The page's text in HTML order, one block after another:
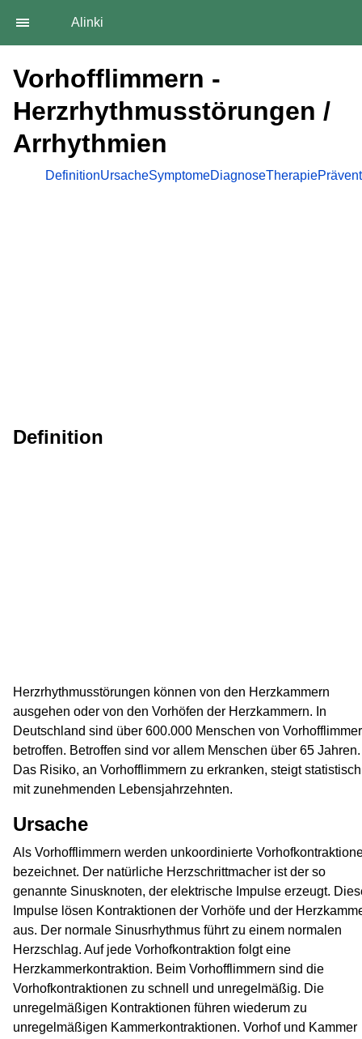
Alinki
Vorhofflimmern -
Herzrhythmusstörungen /
Arrhythmien
DefinitionUrsacheSymptomeDiagnoseTherapie
Definition
Herzrhythmusstörungen können von den Herzkammern
ausgehen oder von den Vorhöfen der Herzkammern. In
Deutschland sind über 600.000 Menschen von
betroffen. Betroffen sind vor allem Menschen über 65 Jahren.
Das Risiko, an Vorhofflimmern zu erkranken, steigt statistisch
mit zunehmenden Lebensjahrzehnten.
Ursache
Als Vorhofflimmern werden unkoordinierte
bezeichnet. Der natürliche Herzschrittmacher ist der so
genannte Sinusknoten, der elektrische Impulse erzeugt.
Impulse lösen Kontraktionen der Vorhöfe und der
aus. Der normale Sinusrhythmus führt zu einem normalen
Herzschlag. Auf jede Vorhofkontraktion folgt eine
Herzkammerkontraktion. Beim Vorhofflimmern sind die
Vorhofkontraktionen zu schnell und unregelmäßig. Die
unregelmäßigen Kontraktionen führen wiederum zu
unregelmäßigen Kammerkontraktionen. Vorhof und Kammer